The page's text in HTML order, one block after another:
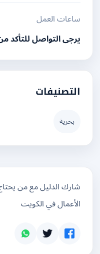
ساعات العمل
يرجى التواصل للتأكد من
التصنيفات
شارك الدليل مع من يحتاج
الأعمال في الكويت